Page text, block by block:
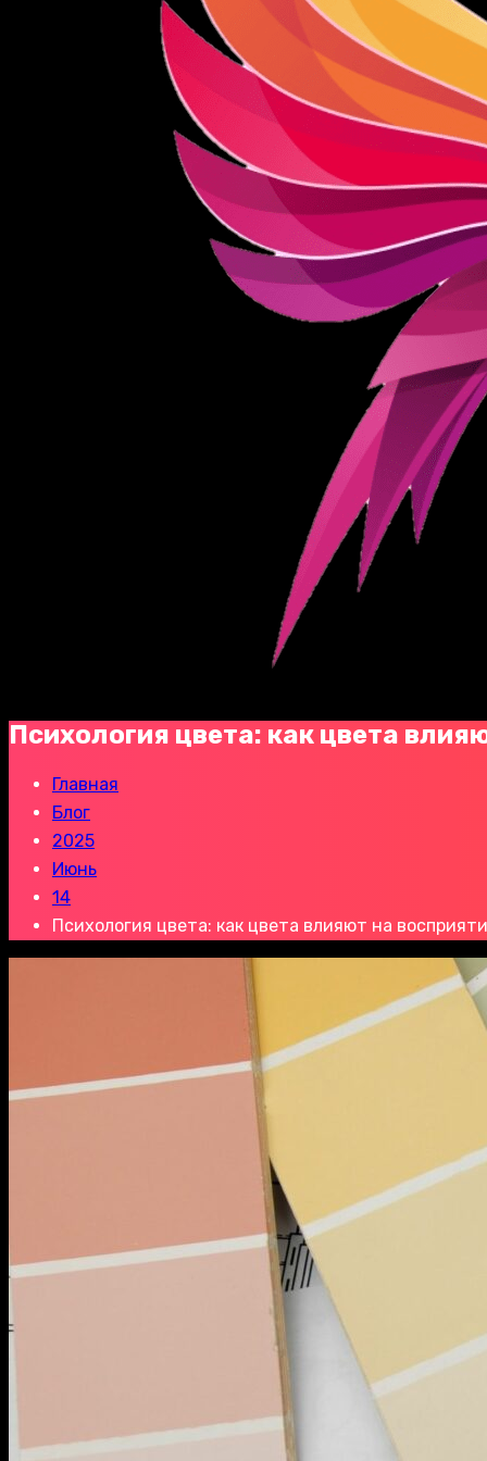
Психология цвета: как цвета
Главная
Блог
2025
Июнь
14
Психология цвета: как цвета влияют на